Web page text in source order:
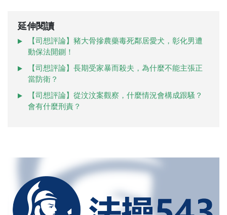
延伸閱讀
【司想評論】豬大骨摻農藥毒死鄰居愛犬，彰化男遭
動保法開鍘！
【司想評論】長期受家暴而殺夫，為什麼不能主張正
當防衛？
【司想評論】從汶汶案觀察，什麼情況會構成跟騷？
會有什麼刑責？